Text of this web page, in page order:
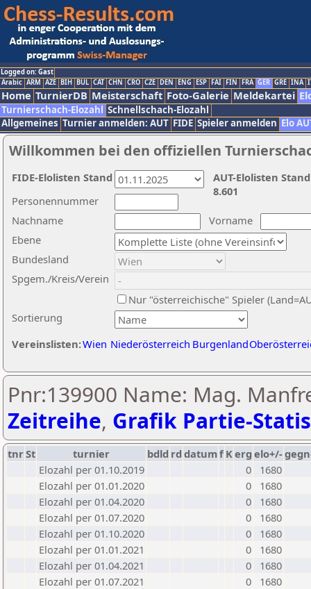
Logged on: Gast
Arabic ARM AZE BIH BUL CAT CHN CRO CZE DEN ENG ESP FAI FIN FRA GER GRE INA
Home TurnierDB Meisterschaft Foto-Galerie Meldekartei
Turnierschach-Elozahl Schnellschach-Elozahl
Allgemeines Turnier anmelden: AUT FIDE Spieler anmelden Elo
Willkommen bei den offiziellen
Nachname
Vorname
Ebene
Sortierung
Personennummer
Bundesland
Spgem./Kreis/Verein
Nur "österreichische" Spieler
Vereinslisten:Wien Niederösterreich Burgenland
AUT-Elolisten
8.601
FIDE-Elolisten Stand
Pnr:139900 Name: Mag.
Zeitreihe, Grafik Partie-
tnrSt turnier bdld rd datumf Kerg elo+/-
Elozahl per 01.10.2019
0
1680
Elozahl per 01.01.2020
0
1680
Elozahl per 01.04.2020
0
1680
Elozahl per 01.07.2020
0
1680
Elozahl per 01.10.2020
0
1680
Elozahl per 01.01.2021
0
1680
Elozahl per 01.04.2021
0
1680
Elozahl per 01.07.2021
0
1680